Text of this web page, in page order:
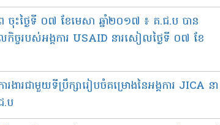
ះថ្ងៃទី ០៧ ខែ​មេសា ឆ្នាំ២០១៧​ ៖ គ.ជ.ប បាន​
ច​របស់​អង្គ​ការ​ USAID នា​រសៀល​​ថ្ងៃទី ០៧ ខែ​
ជាមួយ​ទីប្រឹក្សា​រៀប​ចំ​គម្រោង​នៃ​អង្គការ​ JICA នា
.ប